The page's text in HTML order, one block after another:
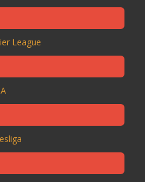
League